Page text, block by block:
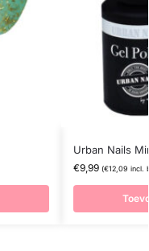
Urban Nails
€9,99 (€12,09 incl.